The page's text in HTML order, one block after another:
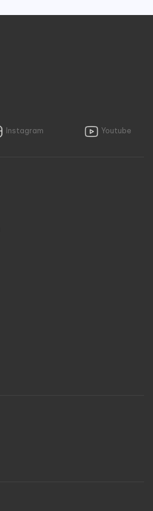
Instagram Youtube